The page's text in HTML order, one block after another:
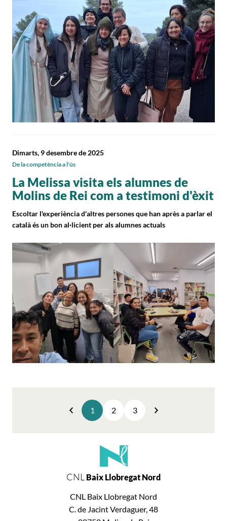
La Melissa visita els alumnes de
Molins de Rei com a testimoni d'èxit
Escoltar l'experiència d'altres persones que han après a parlar el
català és un bon al·licient per als alumnes actuals
Dimarts, 9 desembre de 2025
De la competència a l'ús
Anterior
1 2 3
CNL Baix Llobregat Nord
CNL Baix Llobregat Nord
C. de Jacint Verdaguer, 48